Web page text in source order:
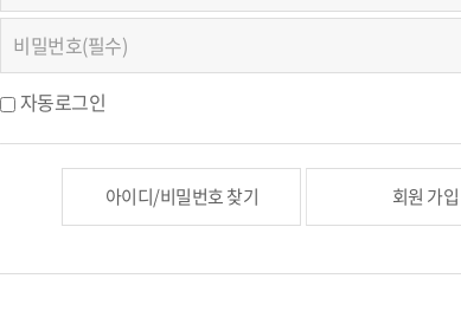
자동로그인
아이디/비밀번호 찾기 회원 가입